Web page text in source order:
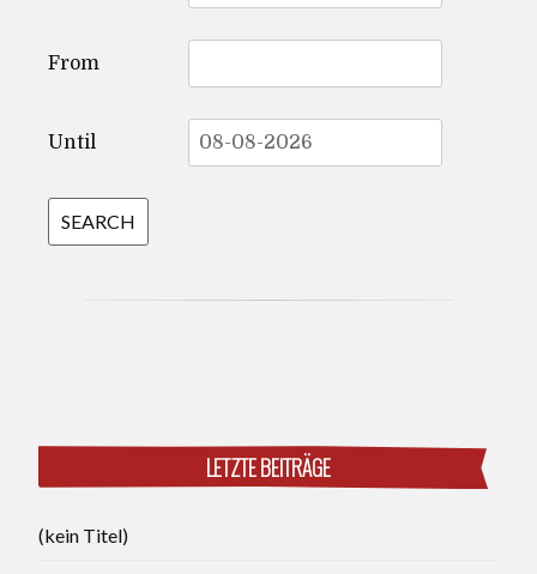
From
Until
LETZTE BEITRÄGE
(kein Titel)